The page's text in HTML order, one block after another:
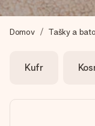
Vytvořte něco
jménem, vaší
Domov Tašky a
Kufr